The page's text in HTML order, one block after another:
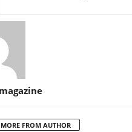
MORE FROM AUTHOR